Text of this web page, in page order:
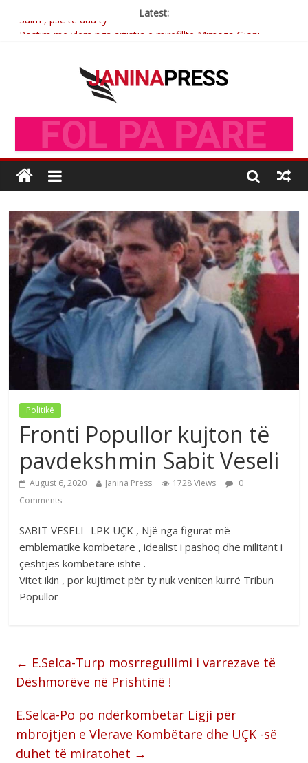
Latest:
Postim me vlera nga artistja e mirëfilltë Mimoza Gjoni
Brahim Çekaj njē veprimtar i respektuar i çeshtjës kombëtare
Politikë
Fronti Popullor kujton të
pavdekshmin Sabit Veseli
August 6, 2020 Janina Press 1728 Views
0
Comments
SABIT VESELI -LPK UÇK , Një nga figurat më
emblematike kombëtare , idealist i pashoq dhe militant i
çeshtjës kombëtare ishte .
Vitet ikin , por kujtimet për ty nuk veniten kurrë Tribun
Popullor
← E.Selca-Turp mosrregullimi i varrezave të
Dëshmorëve në Prishtinë !
E.Selca-Po po ndërkombëtar Ligji për
mbrojtjen e Vlerave Kombëtare dhe UÇK -së
duhet të miratohet →